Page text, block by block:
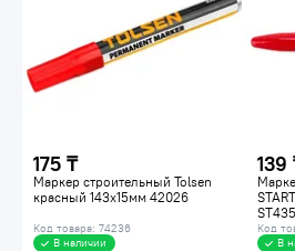
175 ₸
Маркер строительный Tolsen
красный 143х15мм 42026
Код товара: 74236
В наличии
139
Код
В